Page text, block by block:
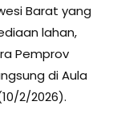
Barat yang
lahan,
Pemprov
di Aula
2/2026).